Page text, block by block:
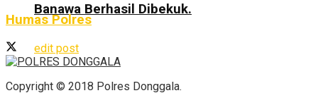
Banawa Berhasil Dibekuk.
edit post
Humas Polres
Copyright © 2018 Polres Donggala.